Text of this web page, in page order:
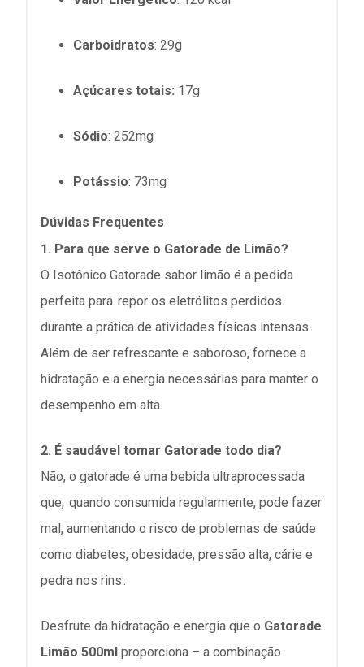
Carboidratos: 29g
Açúcares totais: 17g
Sódio: 252mg
Potássio: 73mg
Dúvidas Frequentes
1. Para que serve o Gatorade de Limão?
O Isotônico Gatorade sabor limão é a pedida
perfeita para repor os eletrólitos perdidos
durante a prática de atividades físicas intensas.
Além de ser refrescante e saboroso, fornece a
hidratação e a energia necessárias para manter o
desempenho em alta.
2. É saudável tomar Gatorade todo dia?
Não, o gatorade é uma bebida ultraprocessada
que, quando consumida regularmente, pode fazer
mal, aumentando o risco de problemas de saúde
como diabetes, obesidade, pressão alta, cárie e
pedra nos rins.
Desfrute da hidratação e energia que o Gatorade
Limão 500ml proporciona – a combinação